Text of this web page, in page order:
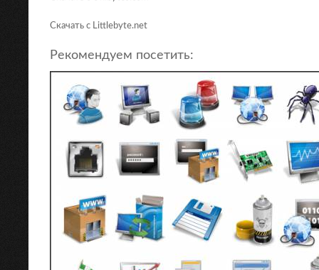
Скачать с Littlebyte.net
Рекомендуем посетить: